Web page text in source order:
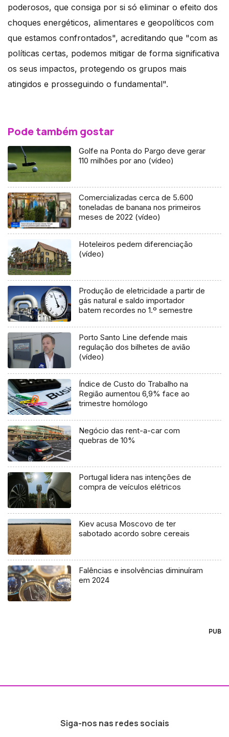
poderosos, que consiga por si só eliminar o efeito dos
choques energéticos, alimentares e geopolíticos com
que estamos confrontados", acreditando que "com as
políticas certas, podemos mitigar de forma significativa
os seus impactos, protegendo os grupos mais
atingidos e prosseguindo o fundamental".
Pode também gostar
Golfe na Ponta do Pargo deve gerar
110 milhões por ano (vídeo)
Comercializadas cerca de 5.600
toneladas de banana nos primeiros
meses de 2022 (vídeo)
Hoteleiros pedem diferenciação
(vídeo)
Produção de eletricidade a partir de
gás natural e saldo importador
batem recordes no 1.º semestre
Porto Santo Line defende mais
regulação dos bilhetes de avião
(vídeo)
Índice de Custo do Trabalho na
Região aumentou 6,9% face ao
trimestre homólogo
Negócio das rent-a-car com
quebras de 10%
Portugal lidera nas intenções de
compra de veículos elétricos
Kiev acusa Moscovo de ter
sabotado acordo sobre cereais
Falências e insolvências diminuíram
em 2024
PUB
Siga-nos nas redes sociais